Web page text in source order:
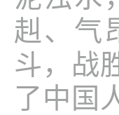
赳、气
斗，战
了中国